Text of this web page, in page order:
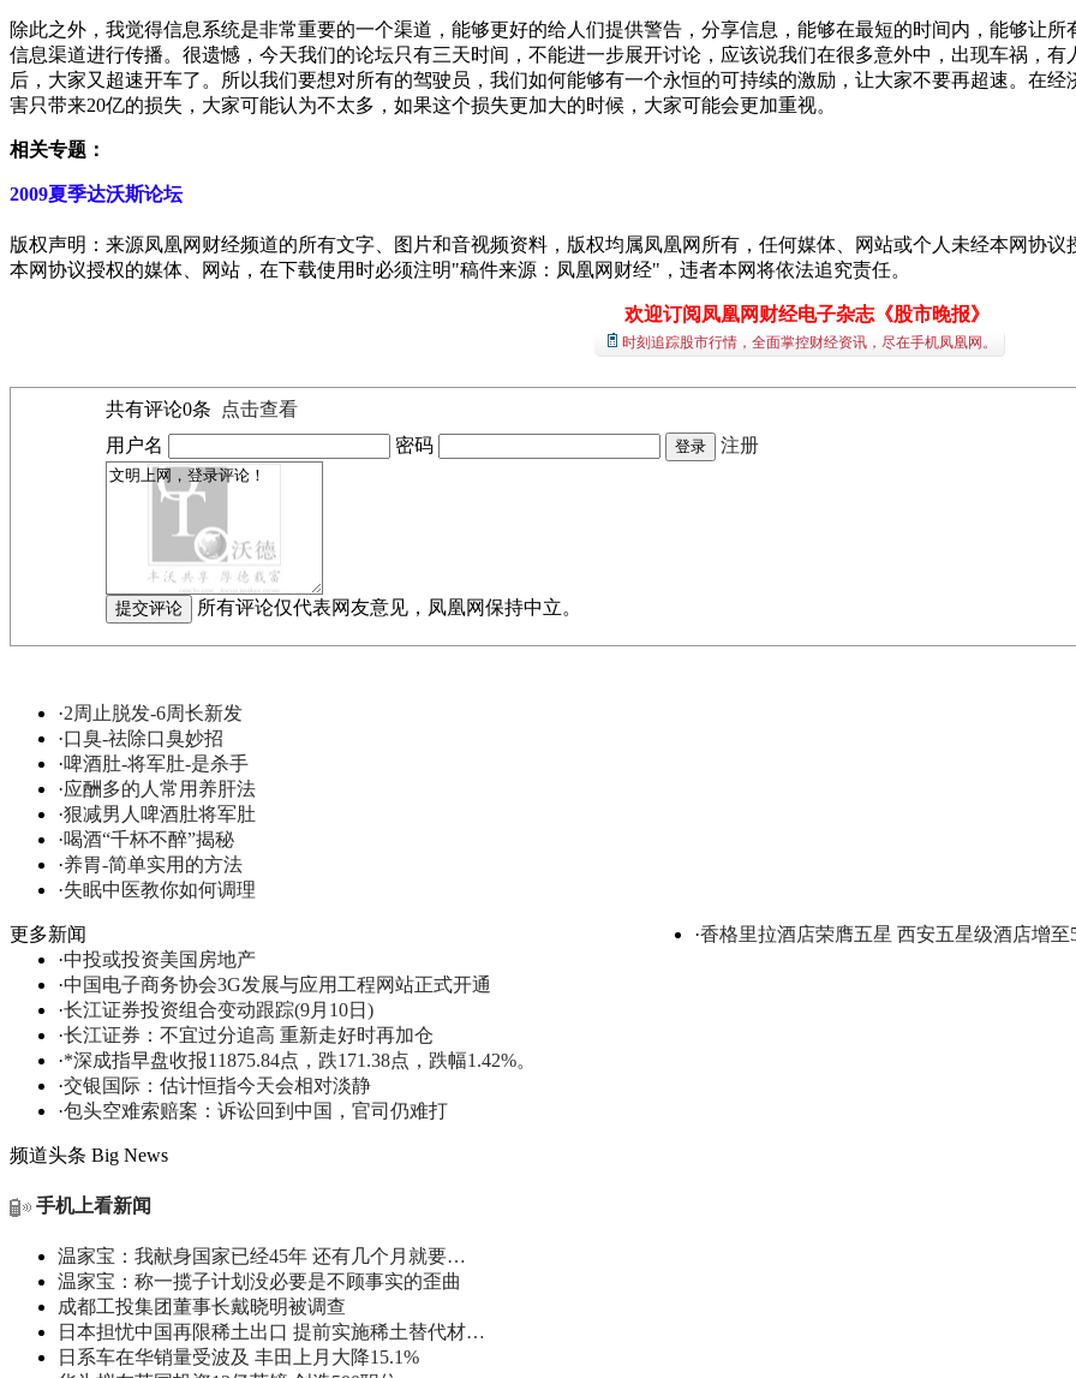
除此之外，我觉得信息系统是非常重要的一个渠道，能够更好的给人们提供警告，分享信息，能够在最短的时间内，能够让
信息渠道进行传播。很遗憾，今天我们的论坛只有三天时间，不能进一步展开讨论，应该说我们在很多意外中，出现车祸，
后，大家又超速开车了。所以我们要想对所有的驾驶员，我们如何能够有一个永恒的可持续的激励，让大家不要再超速。在
害只带来20亿的损失，大家可能认为不太多，如果这个损失更加大的时候，大家可能会更加重视。
相关专题：
2009夏季达沃斯论坛
版权声明：来源凤凰网财经频道的所有文字、图片和音视频资料，版权均属凤凰网所有，任何媒体、网站或个人未经本网协
本网协议授权的媒体、网站，在下载使用时必须注明"稿件来源：凤凰网财经"，违者本网将依法追究责任。
欢迎订阅凤凰网财经电子杂志《股市晚报》
时刻追踪股市行情，全面掌控财经资讯，尽在手机凤凰网。
共有评论0条
点击查看
用户名
密码 注册
所有评论仅代表网友意见，凤凰网保持中立。
·2周止脱发-6周长新发
·口臭-祛除口臭妙招
·啤酒肚-将军肚-是杀手
·应酬多的人常用养肝法
·狠减男人啤酒肚将军肚
·喝酒“千杯不醉”揭秘
·养胃-简单实用的方法
·失眠中医教你如何调理
更多新闻 ·香格里拉酒店荣膺五星 西安五星级酒店增至
·中投或投资美国房地产
·中国电子商务协会3G发展与应用工程网站正式开通
·长江证券投资组合变动跟踪(9月10日)
·长江证券：不宜过分追高 重新走好时再加仓
·*深成指早盘收报11875.84点，跌171.38点，跌幅1.42%。
·交银国际：估计恒指今天会相对淡静
·包头空难索赔案：诉讼回到中国，官司仍难打
频道头条 Big News
手机上看新闻
温家宝：我献身国家已经45年 还有几个月就要…
温家宝：称一揽子计划没必要是不顾事实的歪曲
成都工投集团董事长戴晓明被调查
日本担忧中国再限稀土出口 提前实施稀土替代材…
日系车在华销量受波及 丰田上月大降15.1%